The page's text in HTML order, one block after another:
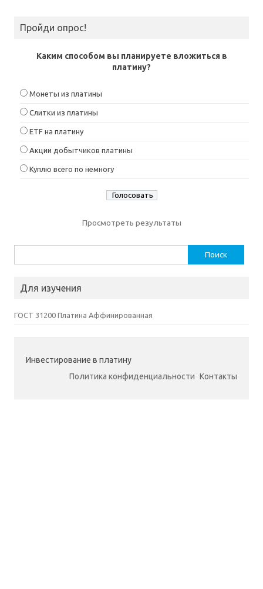
Пройди опрос!
Каким способом вы планируете вложиться в
платину?
Монеты из платины
Слитки из платины
ETF на платину
Акции добытчиков платины
Куплю всего по немногу
Просмотреть результаты
Для изучения
ГОСТ 31200 Платина Аффинированная
Инвестирование в платину
Политика конфиденциальности Контакты